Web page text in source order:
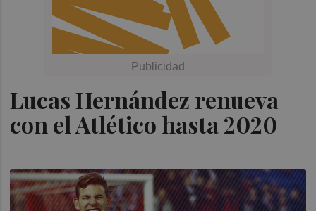
Lucas Hernández renueva
con el Atlético hasta 2020